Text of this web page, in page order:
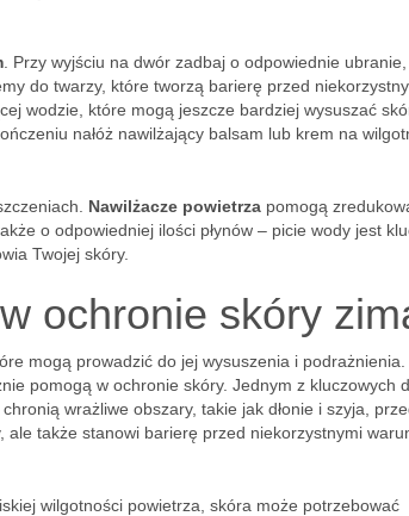
. Przy wyjściu na dwór zadbaj o odpowiednie
do twarzy, które tworzą barierę przed
wodzie, które mogą jeszcze bardziej wysuszać
nałóż nawilżający balsam lub krem na
Nawilżacze powietrza pomogą
o odpowiedniej ilości płynów – picie wody jest
Twojej skóry.
ochronie skóry
mogą prowadzić do jej wysuszenia i
pomogą w ochronie skóry. Jednym z kluczowych
wrażliwe obszary, takie jak dłonie i szyja,
także stanowi barierę przed niekorzystnymi
wilgotności powietrza, skóra może potrzebować